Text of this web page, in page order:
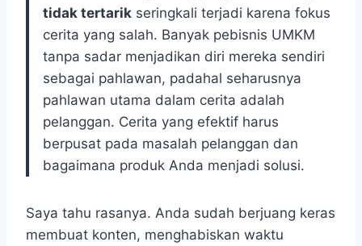
tidak tertarik seringkali terjadi karena fokus
cerita yang salah. Banyak pebisnis UMKM
tanpa sadar menjadikan diri mereka sendiri
sebagai pahlawan, padahal seharusnya
pahlawan utama dalam cerita adalah
pelanggan. Cerita yang efektif harus
berpusat pada masalah pelanggan dan
bagaimana produk Anda menjadi solusi.
Saya tahu rasanya. Anda sudah berjuang keras
membuat konten, menghabiskan waktu